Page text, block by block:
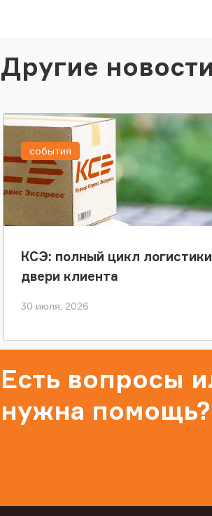
Другие новости
КСЭ: полный цикл
двери клиента
30 июля, 2026
события
Есть вопросы
нужна помощь?